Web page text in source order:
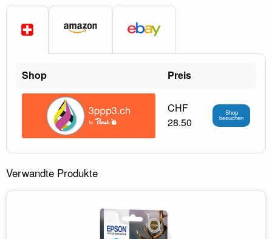
Shop Preis
CHF
28.50
Shop
besuchen
Verwandte Produkte